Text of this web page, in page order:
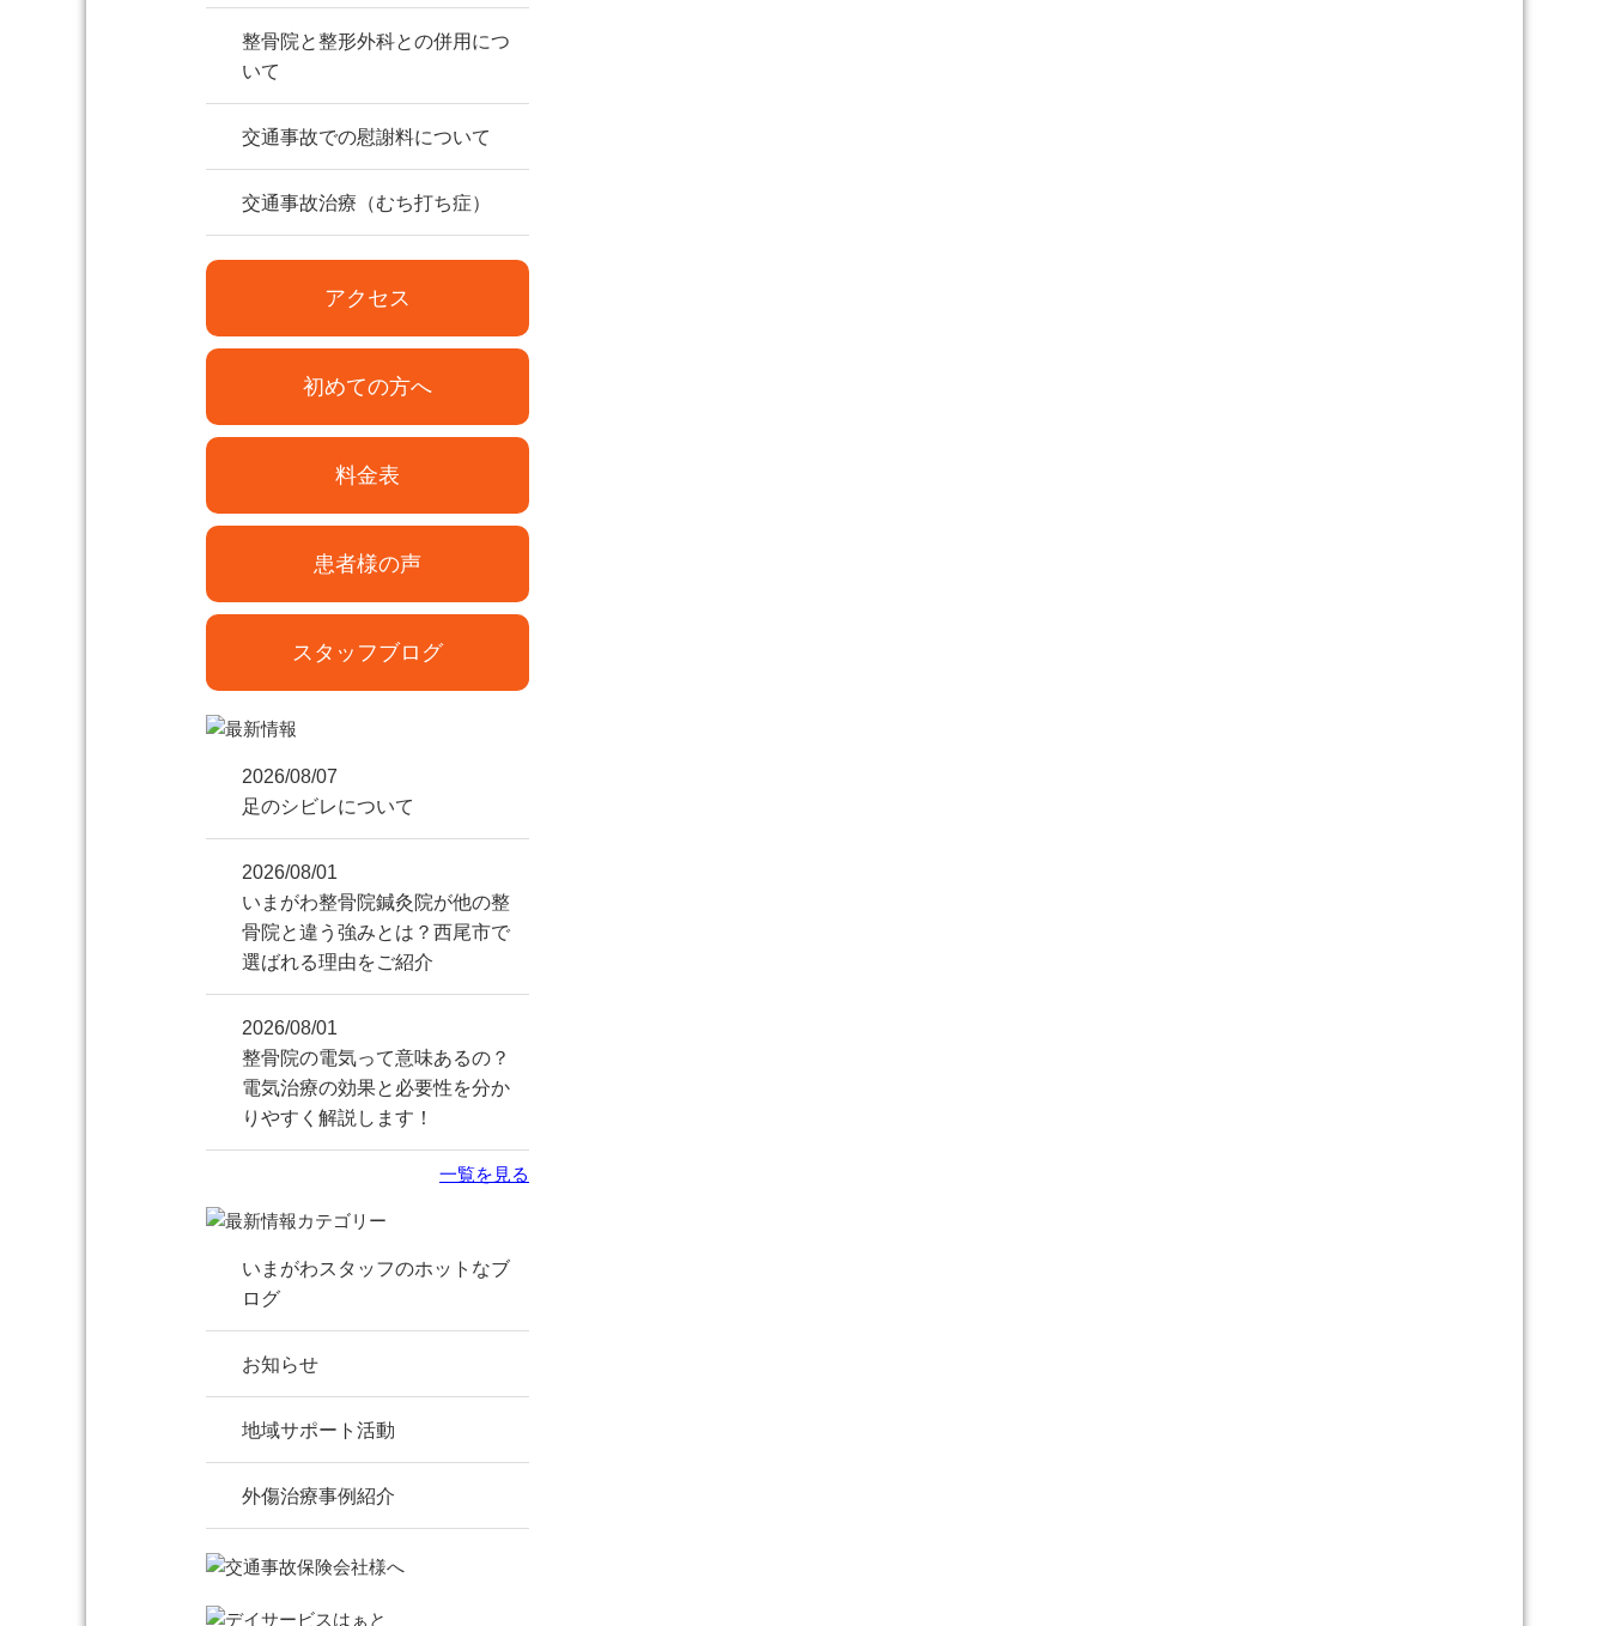
整骨院と整形外科との併用につ
いて
交通事故での慰謝料について
交通事故治療（むち打ち症）
アクセス
初めての方へ
料金表
患者様の声
スタッフブログ
2026/08/07
足のシビレについて
2026/08/01
いまがわ整骨院鍼灸院が他の整
骨院と違う強みとは？西尾市で
選ばれる理由をご紹介
2026/08/01
整骨院の電気って意味あるの？
電気治療の効果と必要性を分か
りやすく解説します！
一覧を見る
いまがわスタッフのホットなブ
ログ
お知らせ
地域サポート活動
外傷治療事例紹介